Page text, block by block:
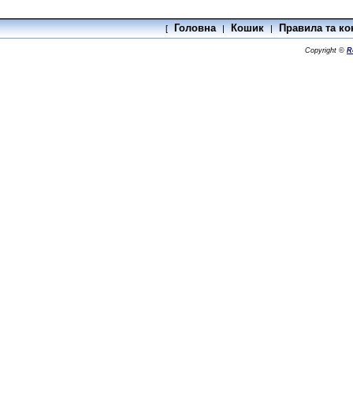
[ Головна | Кошик | Правила та
Copyright ©